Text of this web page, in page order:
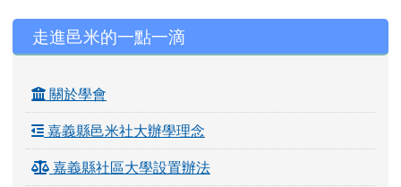
左邊區域內容
走進邑米的一點一滴
關於學會
嘉義縣邑米社大辦學理念
嘉義縣社區大學設置辦法